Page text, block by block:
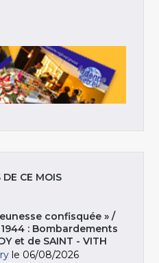
CE MOIS
confisquée » /
: Bombardements
et de SAINT - VITH
le 06/08/2026